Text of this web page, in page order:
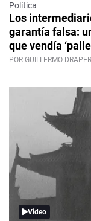
Política
Los
garantía falsa:
que vendía
POR GUILLERMO DRAPER
Video